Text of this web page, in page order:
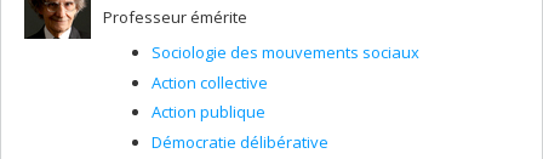
Professeur émérite
Sociologie des mouvements sociaux
Action collective
Action publique
Démocratie délibérative